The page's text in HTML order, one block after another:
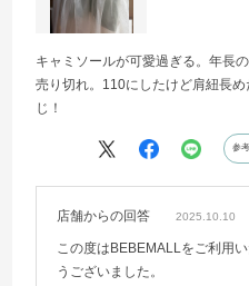
キャミソールが可愛過ぎる。年長
売り切れ。110にしたけど肩紐長
じ！
参
店舗からの回答 2025.10.10
この度はBEBEMALLをご利用
うございました。